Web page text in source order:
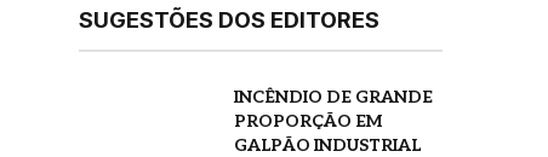
SUGESTÕES DOS EDITORES
INCÊNDIO DE GRANDE
PROPORÇÃO EM
GALPÃO INDUSTRIAL